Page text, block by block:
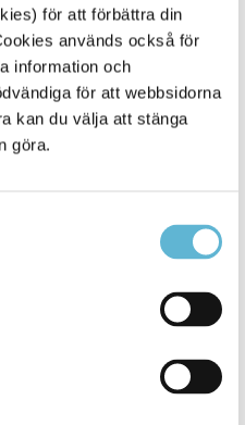
för att förbättra din
används också för
information och
för att webbsidorna
kan du välja att stänga
göra.